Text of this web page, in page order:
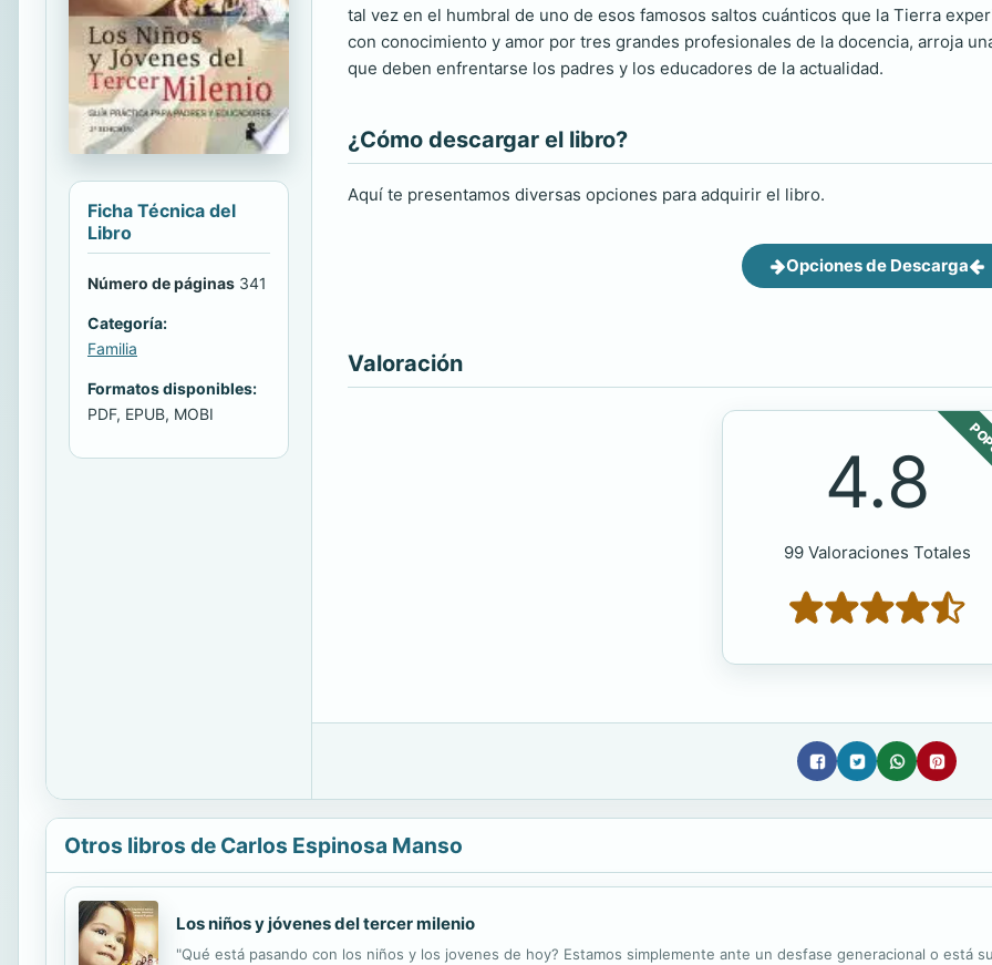
Ficha Técnica del
Libro
Número de páginas 341
Categoría:
Familia
Formatos disponibles:
PDF, EPUB, MOBI
tal vez en el humbral de uno de esos famosos saltos cuánticos que la Tierra
con conocimiento y amor por tres grandes profesionales de la docencia, arroja
que deben enfrentarse los padres y los educadores de la actualidad.
¿Cómo descargar el libro?
Aquí te presentamos diversas opciones para adquirir el libro.
Opciones de Descarga
Valoración
4.8
99 Valoraciones Totales
Otros libros de Carlos Espinosa Manso
Los niños y jóvenes del tercer milenio
"Qué está pasando con los niños y los jovenes de hoy? Estamos simplemente ante un desfase generacional o está